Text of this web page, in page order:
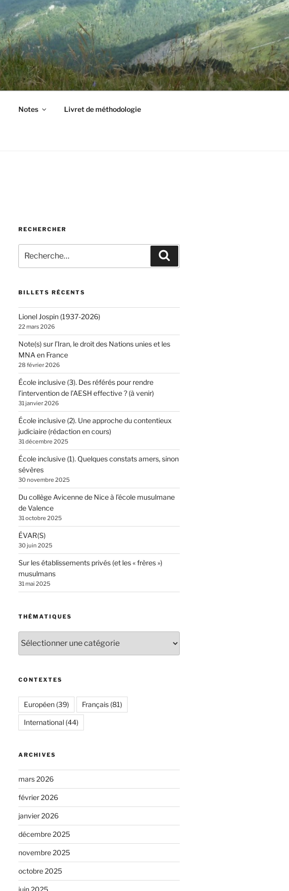
Notes Livret de méthodologie
RECHERCHER
pour
:
BILLETS RÉCENTS
Lionel Jospin (1937-2026)
22 mars 2026
Note(s) sur l’Iran, le droit des Nations unies et les
MNA en France
28 février 2026
École inclusive (3). Des référés pour rendre
l’intervention de l’AESH effective ? (à venir)
31 janvier 2026
École inclusive (2). Une approche du contentieux
judiciaire (rédaction en cours)
31 décembre 2025
École inclusive (1). Quelques constats amers, sinon
sévères
30 novembre 2025
Du collège Avicenne de Nice à l’école musulmane
de Valence
31 octobre 2025
ÉVAR(S)
30 juin 2025
Sur les établissements privés (et les « frères »)
musulmans
31 mai 2025
THÉMATIQUES
CONTEXTES
Européen(39) Français(81)
International(44)
ARCHIVES
mars 2026
février 2026
janvier 2026
décembre 2025
novembre 2025
octobre 2025
juin 2025